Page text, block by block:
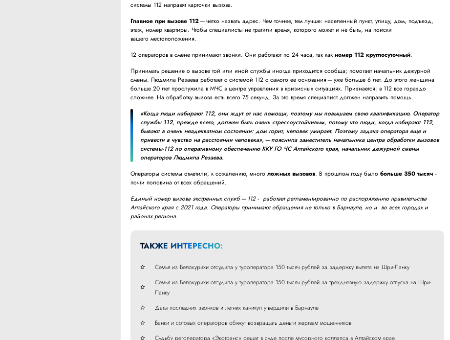
системы 112 направят карточки вызова.
Главное при вызове 112— четко назвать адрес. Чем точнее, тем лучше: населенный пункт, улицу, дом, подъезд,
этаж, номер квартиры. Чтобы специалисты не тратили время, которого может и не быть, на поиски
вашего местоположения.
12 операторов в смене принимают звонки. Они работают по 24 часа, так какномер 112 круглосуточный.
Принимать решение о вызове той или иной службы иногда приходится сообща; помогает начальник дежурной
смены. Людмила Резаева работает с системой 112 с самого ее основания — уже больше 6 лет. До этого женщина
больше 20 лет прослужила в МЧС в центре управления в кризисных ситуациях. Признается: в 112 все гораздо
сложнее. На обработку вызова есть всего 75 секунд. За это время специалист должен направить помощь.
«Когда люди набирают 112, они ждут от нас помощи, поэтому мы повышаем свою квалификацию. Оператор
службы 112, прежде всего, должен быть очень стрессоустойчивым, потому что люди, когда набирают 112,
бывают в очень неадекватном состоянии: дом горит, человек умирает. Поэтому задача оператора еще и
привести в чувство на расстоянии человека», — пояснила заместитель начальника центра обработки вызовов
системы-112 по оперативному обеспечению ККУ ГО ЧС Алтайского края, начальник дежурной смены
операторов Людмила Резаева.
Операторы системы отметили, к сожалению, многоложных вызовов. В прошлом году былобольше 350 тысяч -
почти половина от всех обращений.
Единый номер вызова экстренных служб — 112 - работает регламентированно по распоряжению правительства
Алтайского края с 2021 года. Операторы принимают обращения не только в Барнауле, но и во всех городах и
районах региона.
ТАКЖЕ ИНТЕРЕСНО:
Семья из Белокурихи отсудила у туроператора 150 тысяч рублей за задержку вылета на Шри-Ланку
Семья из Белокурихи отсудила у туроператора 150 тысяч рублей за трехдневную задержку отпуска на Шри-
Ланку
Даты последних звонков и летних каникул утвердили в Барнауле
Банки и сотовых операторов обяжут возвращать деньги жертвам мошенников
Судьбу регоператора «Экотранс» решат в суде после мусорного коллапса в Алтайском крае